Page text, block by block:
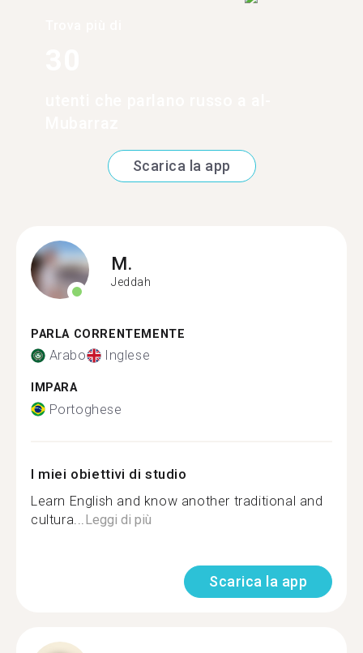
Scarica la app
M.
Jeddah
PARLA CORRENTEMENTE
Arabo Inglese
IMPARA
Portoghese
I miei obiettivi di studio
Learn English and know another traditional and
cultura... Leggi di più
Scarica la app